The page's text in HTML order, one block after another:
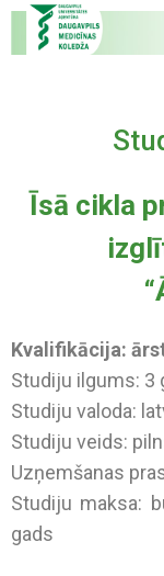
Īsā cikla
Kvalifikācija:
Studiju ilgums: 3
Studiju valoda:
Studiju veids:
Uzņemšanas
Studiju maksa:
gads